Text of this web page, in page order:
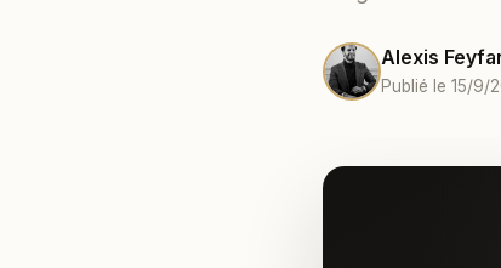
Alexis
Publié le 15/9/